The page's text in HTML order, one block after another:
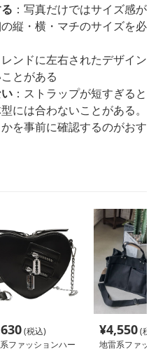
：写真だけではサイズ感が
縦・横・マチのサイズを必
レンドに左右されたデザイン
とがある
：ストラップが短すぎると
には合わないことがある。
を事前に確認するのがおす
(税込)
ファッションハー
¥4,550(税
地雷系ファッ